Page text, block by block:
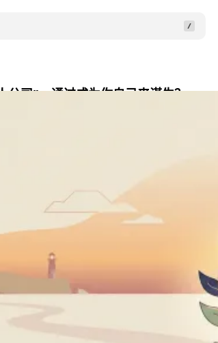
公司”，通过成为你自己来谋生？